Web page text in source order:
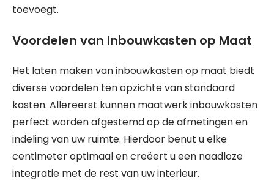
toevoegt.
Voordelen van Inbouwkasten op Maat
Het laten maken van inbouwkasten op maat biedt
diverse voordelen ten opzichte van standaard
kasten. Allereerst kunnen maatwerk inbouwkasten
perfect worden afgestemd op de afmetingen en
indeling van uw ruimte. Hierdoor benut u elke
centimeter optimaal en creëert u een naadloze
integratie met de rest van uw interieur.